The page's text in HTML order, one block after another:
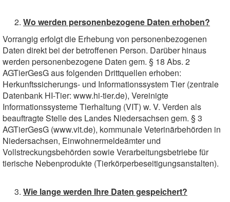
Wo werden personenbezogene Daten erhoben?
Vorrangig erfolgt die Erhebung von personenbezogenen
Daten direkt bei der betroffenen Person. Darüber hinaus
werden personenbezogene Daten gem. § 18 Abs. 2
AGTierGesG aus folgenden Drittquellen erhoben:
Herkunftssicherungs- und Informationssystem Tier (zentrale
Datenbank HI-Tier: www.hi-tier.de), Vereinigte
Informationssysteme Tierhaltung (VIT) w. V. Verden als
beauftragte Stelle des Landes Niedersachsen gem. § 3
AGTierGesG (www.vit.de), kommunale Veterinärbehörden in
Niedersachsen, Einwohnermeldeämter und
Vollstreckungsbehörden sowie Verarbeitungsbetriebe für
tierische Nebenprodukte (Tierkörperbeseitigungsanstalten).
Wie lange werden Ihre Daten gespeichert?